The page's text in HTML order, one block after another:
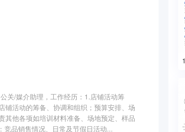
关/媒介助理，工作经历：1.店铺活动筹
铺活动的筹备、协调和组织；预算安排、场
其他各项如培训材料准备、场地预定、样品
竞品销售情况、日常及节假日活动...